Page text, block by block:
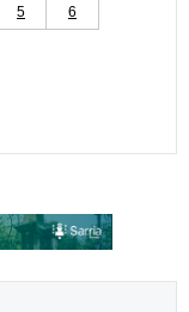
5 6